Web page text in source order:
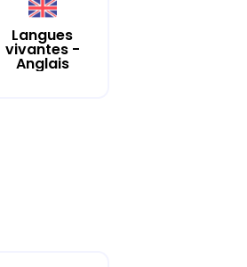
Langues
vivantes -
Anglais